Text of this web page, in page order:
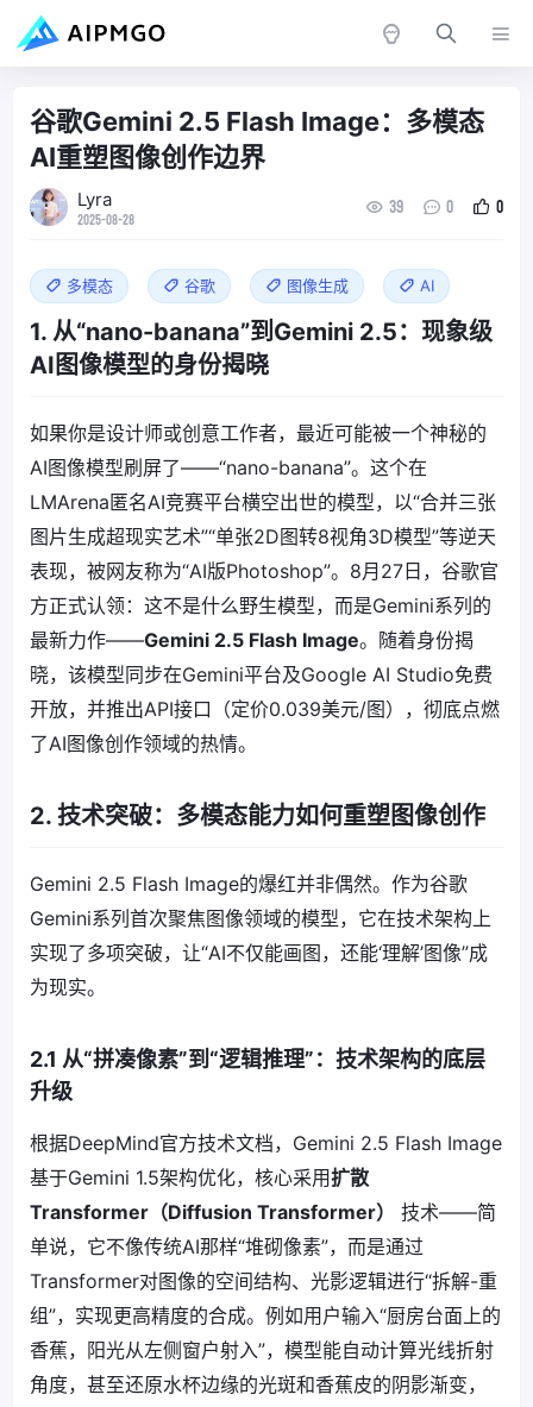
谷歌Gemini 2.5 Flash Image：多模态
AI重塑图像创作边界
Lyra
2025-08-28
39 0 0
多模态 谷歌 图像生成 AI
1. 从“nano-banana”到Gemini 2.5：现象级
AI图像模型的身份揭晓
如果你是设计师或创意工作者，最近可能被一个神秘的
AI图像模型刷屏了——“nano-banana”。这个在
LMArena匿名AI竞赛平台横空出世的模型，以“合并三张
图片生成超现实艺术”“单张2D图转8视角3D模型”等逆天
表现，被网友称为“AI版Photoshop”。8月27日，谷歌官
方正式认领：这不是什么野生模型，而是Gemini系列的
最新力作——Gemini 2.5 Flash Image。随着身份揭
晓，该模型同步在Gemini平台及Google AI Studio免费
开放，并推出API接口（定价0.039美元/图），彻底点燃
了AI图像创作领域的热情。
2. 技术突破：多模态能力如何重塑图像创作
Gemini 2.5 Flash Image的爆红并非偶然。作为谷歌
Gemini系列首次聚焦图像领域的模型，它在技术架构上
实现了多项突破，让“AI不仅能画图，还能‘理解’图像”成
为现实。
2.1 从“拼凑像素”到“逻辑推理”：技术架构的底层
升级
根据DeepMind官方技术文档，Gemini 2.5 Flash Image
基于Gemini 1.5架构优化，核心采用扩散
Transformer（Diffusion Transformer）
技术——简
单说，它不像传统AI那样“堆砌像素”，而是通过
Transformer对图像的空间结构、光影逻辑进行“拆解-重
组”，实现更高精度的合成。例如用户输入“厨房台面上的
香蕉，阳光从左侧窗户射入”，模型能自动计算光线折射
角度，甚至还原水杯边缘的光斑和香蕉皮的阴影渐变，